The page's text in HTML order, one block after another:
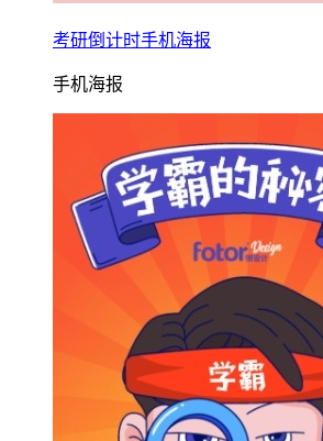
考研倒计时手机海报
手机海报